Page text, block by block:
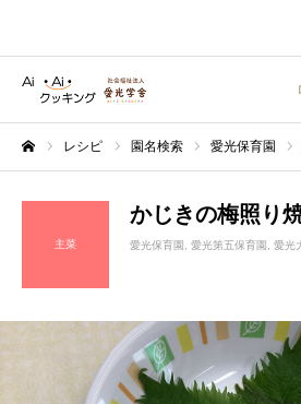
レシピ 園名検索 愛光保育園
主菜
かじきの梅照り
愛光保育園 愛光第五保育園 愛光